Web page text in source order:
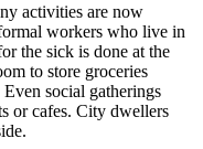
activities are now
workers who live in
the sick is done at the
to store groceries
social gatherings
or cafes. City dwellers